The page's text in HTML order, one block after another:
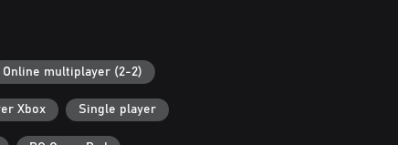
Online multiplayer (2-2)
Xbox Single player